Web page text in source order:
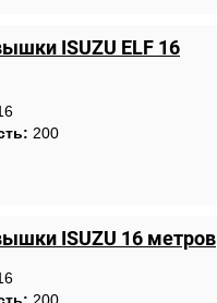
ISUZU ELF 16
200
ISUZU 16 метрoв